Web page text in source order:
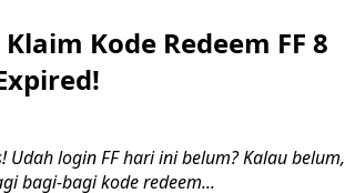
Kode Redeem FF 8
Udah login FF hari ini belum? Kalau belum,
bagi-bagi kode redeem...